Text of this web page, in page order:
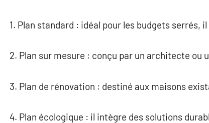
1. Plan standard : idéal pour les budgets
2. Plan sur mesure : conçu par un architecte
3. Plan de rénovation : destiné aux maisons
4. Plan écologique : il intègre des solutions